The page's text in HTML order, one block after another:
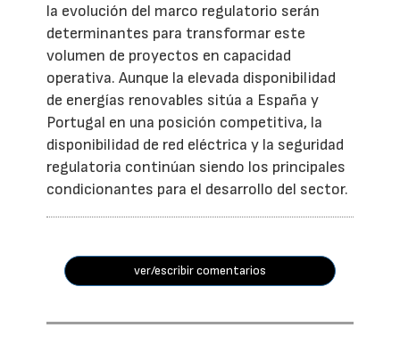
la evolución del marco regulatorio serán
determinantes para transformar este
volumen de proyectos en capacidad
operativa. Aunque la elevada disponibilidad
de energías renovables sitúa a España y
Portugal en una posición competitiva, la
disponibilidad de red eléctrica y la seguridad
regulatoria continúan siendo los principales
condicionantes para el desarrollo del sector.
ver/escribir comentarios